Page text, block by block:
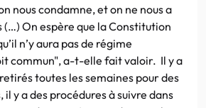
nous condamne, et on ne nous a
(…) On espère que la Constitution
n’y aura pas de régime
commun", a-t-elle fait valoir. Il y a
toutes les semaines pour des
y a des procédures à suivre dans